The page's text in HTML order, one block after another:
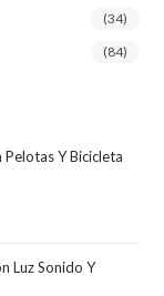
(34)
(84)
Y Bicicleta
Luz Sonido Y